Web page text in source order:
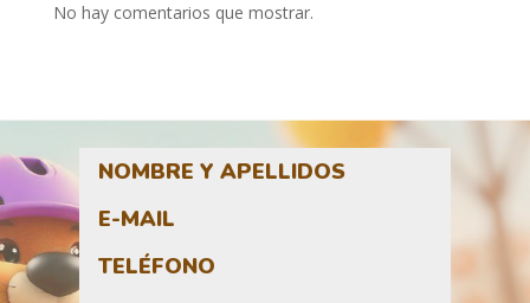
No hay comentarios que mostrar.